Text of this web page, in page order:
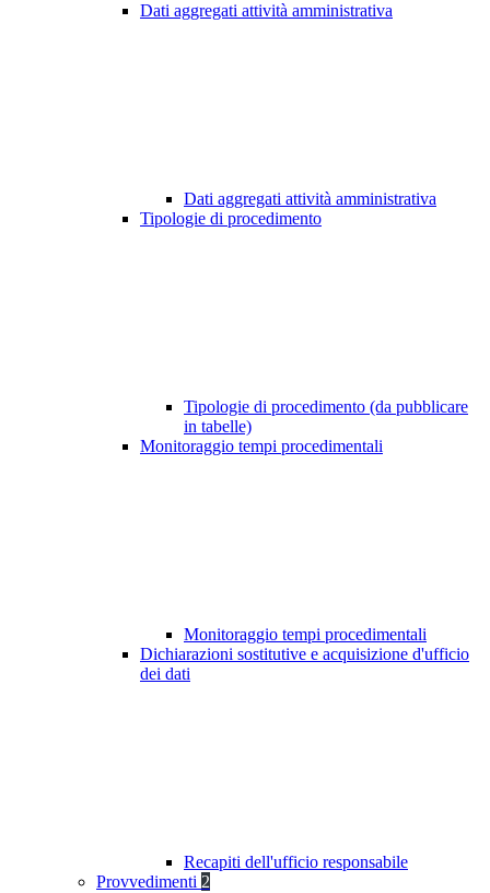
Dati aggregati attività amministrativa
Dati aggregati attività amministrativa
Tipologie di procedimento
Tipologie di procedimento (da pubblicare
in tabelle)
Monitoraggio tempi procedimentali
Monitoraggio tempi procedimentali
Dichiarazioni sostitutive e acquisizione d'ufficio
dei dati
Recapiti dell'ufficio responsabile
Provvedimenti 2